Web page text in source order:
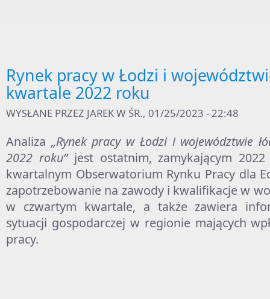
Rynek pracy w Łodzi i
kwartale 2022 roku
WYSŁANE PRZEZ JAREKW ŚR., 01/25/2023 - 22:48
Analiza „Rynek pracy w Łodzi i województwie
2022 roku” jest ostatnim, zamykającym
kwartalnym Obserwatorium Rynku Pracy dla
zapotrzebowanie na zawody i kwalifikacje w
w czwartym kwartale, a także zawiera
sytuacji gospodarczej w regionie mających
pracy.